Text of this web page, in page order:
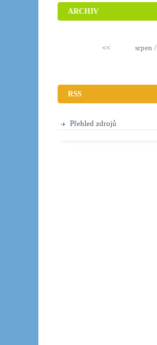
ARCHIV
<< srpen /
RSS
Přehled zdrojů